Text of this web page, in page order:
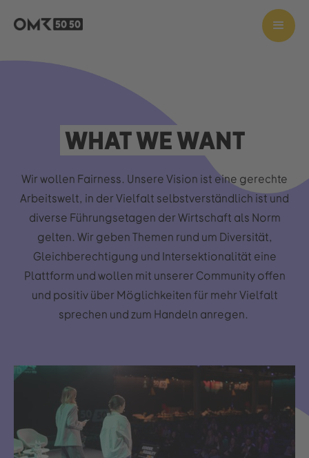
WHAT WE WANT
Wir wollen Fairness. Unsere Vision ist eine gerechte
Arbeitswelt, in der Vielfalt selbstverständlich ist und
diverse Führungsetagen der Wirtschaft als Norm
gelten. Wir geben Themen rund um Diversität,
Gleichberechtigung und Intersektionalität eine
Plattform und wollen mit unserer Community offen
und positiv über Möglichkeiten für mehr Vielfalt
sprechen und zum Handeln anregen.